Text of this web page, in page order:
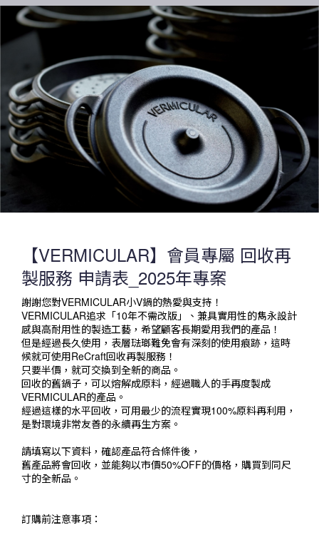
【VERMICULAR】會員專屬 回收再
製服務 申請表_2025年專案
謝謝您對VERMICULAR小V鍋的熱愛與支持！
VERMICULAR追求「10年不需改版」、兼具實用性的雋永設計
感與高耐用性的製造工藝，希望顧客長期愛用我們的產品！
但是經過長久使用，表層琺瑯難免會有深刻的使用痕跡，這時
候就可使用ReCraft回收再製服務！
只要半價，就可交換到全新的商品。
回收的舊鍋子，可以熔解成原料，經過職人的手再度製成
VERMICULAR的產品。
經過這樣的水平回收，可用最少的流程實現100%原料再利用，
是對環境非常友善的永續再生方案。
請填寫以下資料，確認產品符合條件後，
舊產品將會回收，並能夠以市價50%OFF的價格，購買到同尺
寸的全新品。
訂購前注意事項：